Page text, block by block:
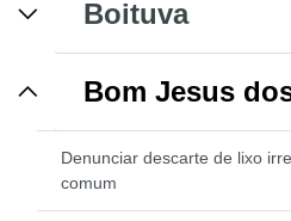
Boituva
Bom Jesus
Denunciar descarte de lixo
comum